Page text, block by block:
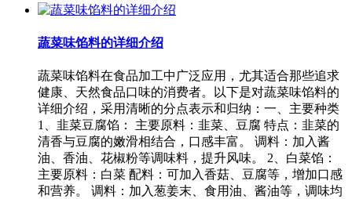
蔬菜味馅料的详细介绍
蔬菜味馅料在食品加工中广泛应用，尤其适合那些追求
健康、天然食品口味的消费者。以下是对蔬菜味馅料的
详细介绍，采用清晰的分点表示和归纳：一、主要种类
1、韭菜豆腐馅： 主要原料：韭菜、豆腐 特点：韭菜的
清香与豆腐的嫩滑相结合，口感丰富。 调料：加入酱
油、香油、花椒粉等调味料，提升风味。 2、白菜馅：
主要原料：白菜 配料：可加入香菇、豆腐等，增加口感
和营养。 调料：加入葱姜末、食用油、酱油等，调味均